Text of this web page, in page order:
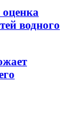
водного